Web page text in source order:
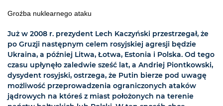
Groźba nuklearnego ataku
Już w 2008 r. prezydent Lech Kaczyński przestrzegał, że
po Gruzji następnym celem rosyjskiej agresji będzie
Ukraina, a później Litwa, Łotwa, Estonia i Polska. Od tego
czasu upłynęło zaledwie sześć lat, a Andriej Piontkowski,
dysydent rosyjski, ostrzega, że Putin bierze pod uwagę
możliwość przeprowadzenia ograniczonych ataków
jądrowych na któreś z miast położonych na terenie